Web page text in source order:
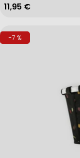
Regulärer Preis
11,95 €
-7 %